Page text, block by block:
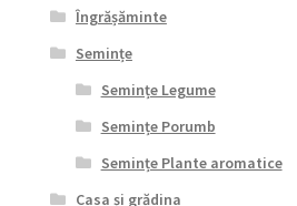
Îngrășăminte
Semințe
Semințe Legume
Semințe Porumb
Semințe Plante aromatice
Casa și grădina